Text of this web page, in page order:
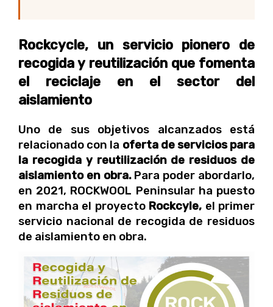
Rockcycle, un servicio pionero de
recogida y reutilización que fomenta
el reciclaje en el sector del
aislamiento
Uno de sus objetivos alcanzados está
relacionado con la oferta de servicios para
la recogida y reutilización de residuos de
aislamiento en obra.Para poder abordarlo,
en 2021, ROCKWOOL Peninsular ha puesto
en marcha el proyectoRockcyle, el primer
servicio nacional de recogida de residuos
de aislamiento en obra.